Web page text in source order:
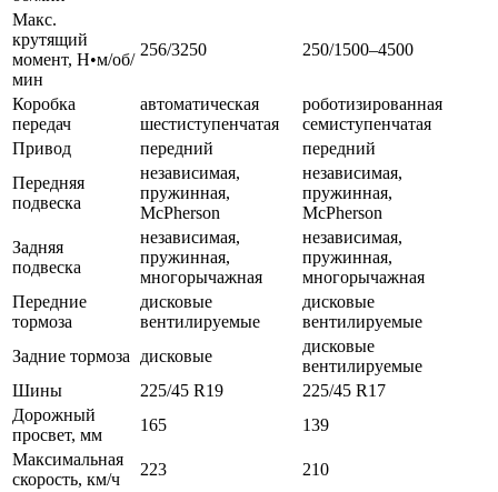
Макс.
крутящий
момент, Н•м/об/
мин
256/3250 250/1500–4500
Коробка
передач
автоматическая
шестиступенчатая
роботизированная
семиступенчатая
Привод
передний
передний
Передняя
подвеска
независимая,
пружинная,
McPherson
независимая,
пружинная,
McPherson
Задняя
подвеска
независимая,
пружинная,
многорычажная
независимая,
пружинная,
многорычажная
Передние
тормоза
дисковые
вентилируемые
дисковые
вентилируемые
Задние тормоза
дисковые
дисковые
вентилируемые
Шины
225/45 R19
225/45 R17
Дорожный
просвет, мм
165
139
Максимальная
скорость, км/ч
223
210